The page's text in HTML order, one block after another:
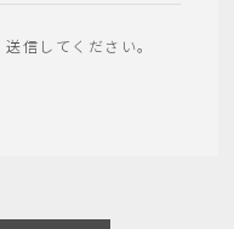
信してください。